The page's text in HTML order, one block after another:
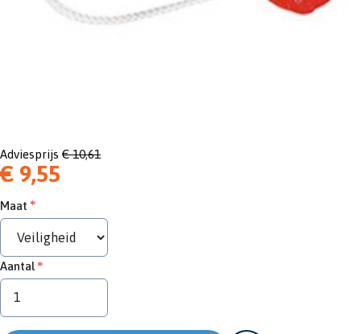
Adviesprijs € 10,61
€ 9,55
Maat
Aantal